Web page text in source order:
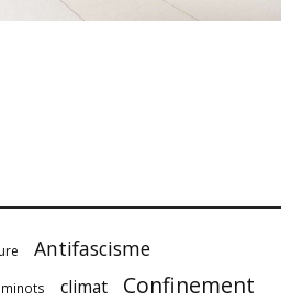
Antifascisme
climat Confinement